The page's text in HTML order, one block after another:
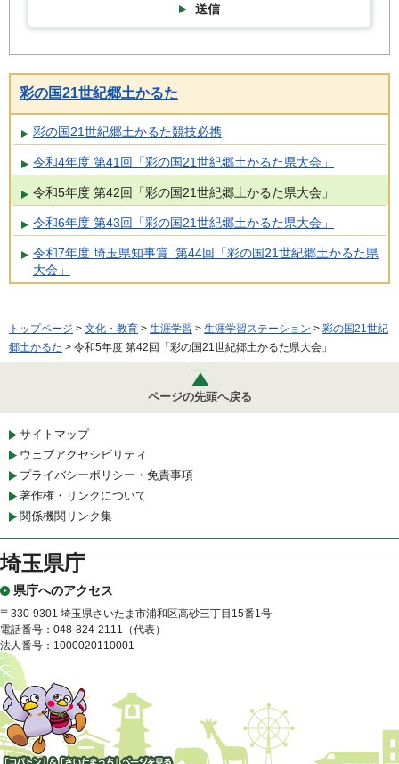
送信
彩の国21世紀郷土かるた
彩の国21世紀郷土かるた競技必携
令和4年度 第41回「彩の国21世紀郷土かるた県大会」
令和5年度 第42回「彩の国21世紀郷土かるた県大会」
令和6年度 第43回「彩の国21世紀郷土かるた県大会」
令和7年度 埼玉県知事賞 第44回「彩の国21世紀郷土かるた県
大会」
トップページ > 文化・教育 > 生涯学習 > 生涯学習ステーション > 彩の国21世紀
郷土かるた > 令和5年度 第42回「彩の国21世紀郷土かるた県大会」
ページの先頭へ戻る
サイトマップ
ウェブアクセシビリティ
プライバシーポリシー・免責事項
著作権・リンクについて
関係機関リンク集
埼玉県庁
県庁へのアクセス
〒330-9301 埼玉県さいたま市浦和区高砂三丁目15番1号
電話番号：048-824-2111（代表）
法人番号：1000020110001